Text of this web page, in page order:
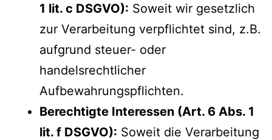
1 lit. c DSGVO): Soweit wir gesetzlich
zur Verarbeitung verpflichtet sind, z.B.
aufgrund steuer- oder
handelsrechtlicher
Aufbewahrungspflichten.
Berechtigte Interessen (Art. 6 Abs. 1
lit. f DSGVO): Soweit die Verarbeitung